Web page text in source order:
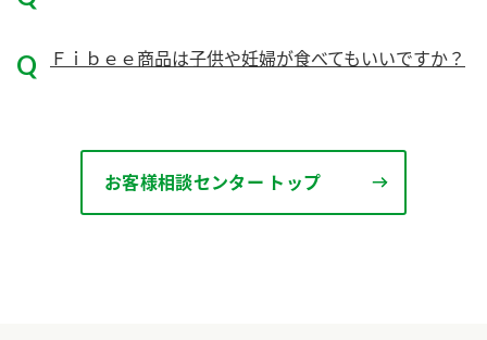
鍋奉行マニュアル
ミツカンのCM
ミツカン公式通販
Ｆｉｂｅｅ商品は子供や妊婦が食べてもいいですか？
お客様相談センター トップ